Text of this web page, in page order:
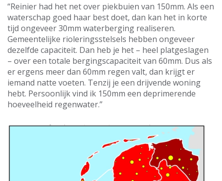
“Reinier had het net over piekbuien van 150mm. Als een
waterschap goed haar best doet, dan kan het in korte
tijd ongeveer 30mm waterberging realiseren.
Gemeentelijke rioleringsstelsels hebben ongeveer
dezelfde capaciteit. Dan heb je het – heel platgeslagen
– over een totale bergingscapaciteit van 60mm. Dus als
er ergens meer dan 60mm regen valt, dan krijgt er
iemand natte voeten. Tenzij je een drijvende woning
hebt. Persoonlijk vind ik 150mm een deprimerende
hoeveelheid regenwater.”